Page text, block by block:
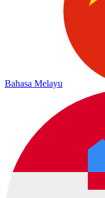
Bahasa Melayu